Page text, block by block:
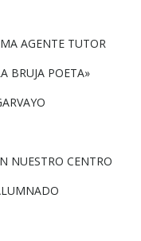
AGENTE TUTOR
BRUJA POETA»
NUESTRO CENTRO